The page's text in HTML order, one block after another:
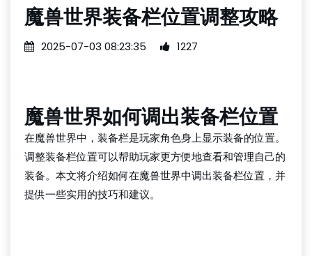
魔兽世界装备栏位置调整攻略
2025-07-03 08:23:35 1227
魔兽世界如何调出装备栏位置
在魔兽世界中，装备栏是玩家角色身上显示装备的位置。
调整装备栏位置可以帮助玩家更方便地查看和管理自己的
装备。本文将介绍如何在魔兽世界中调出装备栏位置，并
提供一些实用的技巧和建议。